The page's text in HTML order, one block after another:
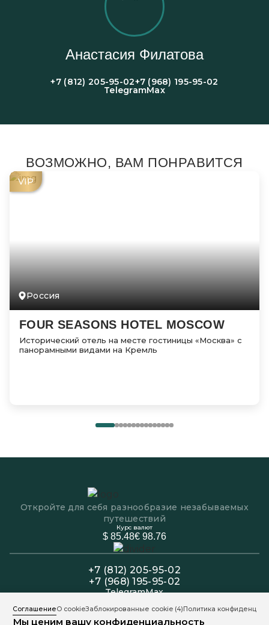
Анастасия Филатова
+7 (812) 205-95-02+7 (968) 195-95-02
TelegramMax
ВОЗМОЖНО, ВАМ ПОНРАВИТСЯ
Россия
VIP
FOUR SEASONS HOTEL MOSCOW
Исторический отель на месте гостиницы «Москва» с
панорамными видами на Кремль
Откройте для себя разнообразие незабываемых
путешествий
Курс валют
$ 85.48€ 98.76
+7 (812) 205-95-02
+7 (968) 195-95-02
TelegramMax
Колл-центр: Пн-Вс 11:00 - 20:00
СоглашениеО cookieЗаблокированные cookie (4) Политика
Мы ценим вашу конфиденциальность